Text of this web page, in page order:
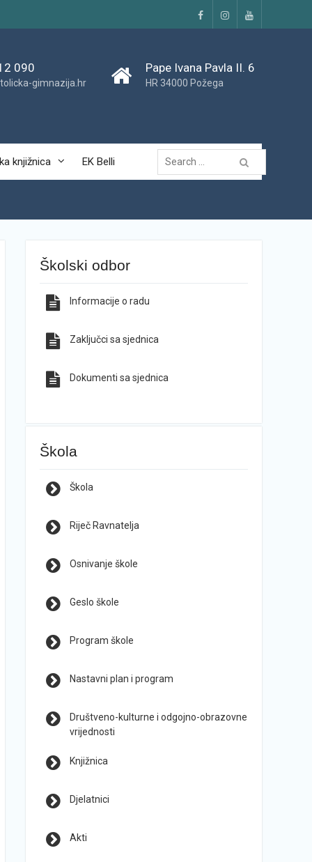
FacebookInstagramYouTube
090
gimnazija.hr
Pape Ivana Pavla II. 6
HR 34000 Požega
knjižnica EK Belli
Traži...
Školski odbor
Informacije o radu
Zaključci sa sjednica
Dokumenti sa sjednica
Škola
Škola
Riječ Ravnatelja
Osnivanje škole
Geslo škole
Program škole
Nastavni plan i program
Društveno-kulturne i odgojno-obrazovne
vrijednosti
Knjižnica
Djelatnici
Akti